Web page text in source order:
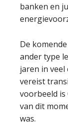
banken en
De
ander type
jaren in
vereist
voorbeeld is
van dit
was.